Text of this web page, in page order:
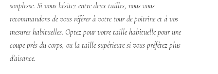
souplesse. Si vous hésitez entre deux tailles, nous vous
recommandons de vous référer à votre tour de poitrine et à vos
mesures habituelles. Optez pour votre taille habituelle pour une
coupe près du corps, ou la taille supérieure si vous préférez plus
d'aisance.